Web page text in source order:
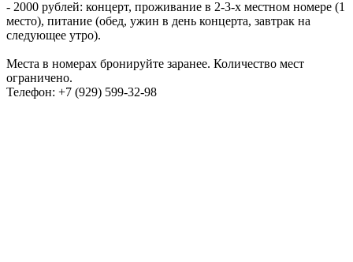
- 2000 рублей: концерт, проживание в 2-3-х местном номере (1
место), питание (обед, ужин в день концерта, завтрак на
следующее утро).
Места в номерах бронируйте заранее. Количество мест
ограничено.
Телефон: +7 (929) 599-32-98